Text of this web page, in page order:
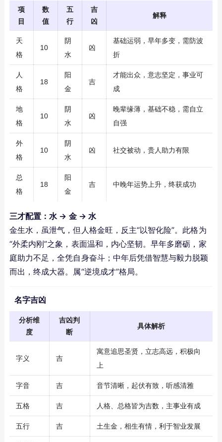
项
目
数
值
五
行
吉
凶
解释
天
格
10
阴
水
凶
基础运弱，早年多变，需防波
折
人
格
18
阳
金
吉
才能出众，意志坚定，事业可
成
地
格
10
阴
水
凶
晚辈缘薄，基础不稳，需自立
自强
外
格
10
阴
水
凶 社交被动，贵人助力有限
总
格
18
阳
金
吉 中晚年运势上升，终获成功
三才配置：水 → 金 → 水
金生水，虽泄气，但人格金旺，反主“以智化险”。此格为
“外柔内刚”之象，表面温和，内心坚韧。早年多磨砺，家
庭助力不足，全凭自身奋斗；中年后凭借智慧与毅力脱颖
而出，终成大器。属“逆境成才”格局。
名字吉凶
分析维
度
吉凶判
断
具体解析
字义 吉
寓意追思圣贤，立志高远，积极向
上
字音 吉 音节清晰，起伏有致，听感清雅
五格 吉 人格、总格皆为吉数，主事业有成
五行 吉 土生金，相生有情，利于智业发展